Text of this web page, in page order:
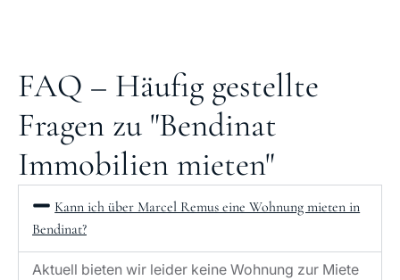
FAQ – Häufig gestellte
Fragen zu "Bendinat
Immobilien mieten"
Kann ich über Marcel Remus eine Wohnung mieten in
Bendinat?
Aktuell bieten wir leider keine Wohnung zur Miete